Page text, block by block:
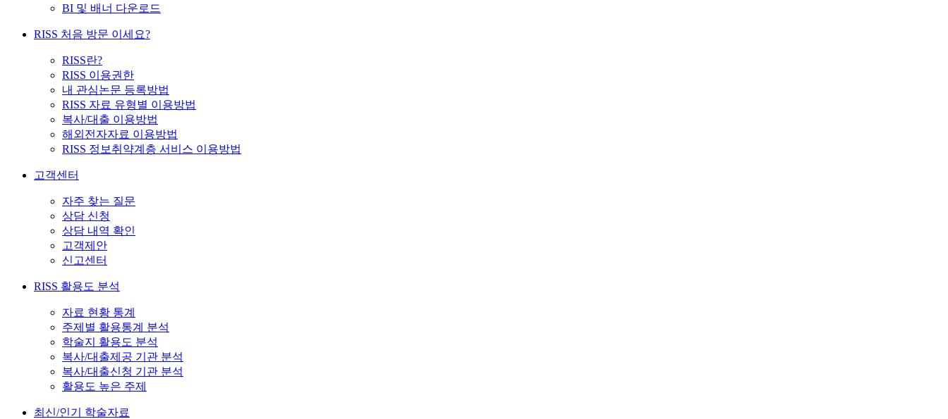
BI 및 배너 다운로드
RISS 처음 방문 이세요?
RISS란?
RISS 이용권한
내 관심논문 등록방법
RISS 자료 유형별 이용방법
복사/대출 이용방법
해외전자자료 이용방법
RISS 정보취약계층 서비스 이용방법
고객센터
자주 찾는 질문
상담 신청
상담 내역 확인
고객제안
신고센터
RISS 활용도 분석
자료 현황 통계
주제별 활용통계 분석
학술지 활용도 분석
복사/대출제공 기관 분석
복사/대출신청 기관 분석
활용도 높은 주제
최신/인기 학술자료